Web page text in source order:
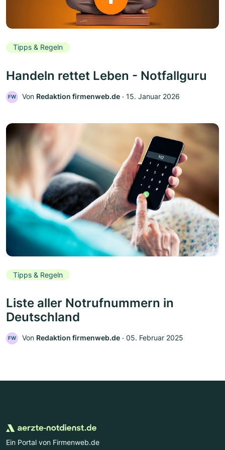
Tipps & Regeln
Handeln rettet Leben - Notfallguru
FW Von Redaktion firmenweb.de ‧ 15. Januar 2026
Tipps & Regeln
Liste aller Notrufnummern in
Deutschland
FW Von Redaktion firmenweb.de ‧ 05. Februar 2025
Ein Portal von Firmenweb.de